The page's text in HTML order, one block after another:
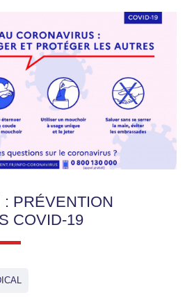
: PRÉVENTION
COVID-19